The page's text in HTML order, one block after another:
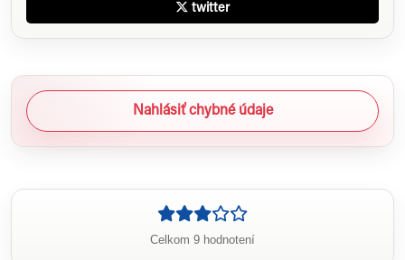
twitter
Nahlásiť chybné údaje
Celkom 9 hodnotení